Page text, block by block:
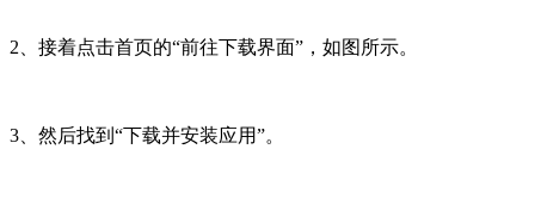
2、接着点击首页的“前往下载界面”，如图所示。
3、然后找到“下载并安装应用”。